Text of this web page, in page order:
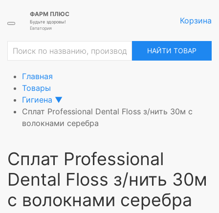
ФАРМ ПЛЮС
Будьте здоровы!
Евпатория
Корзина
НАЙТИ ТОВАР
Главная
Товары
Гигиена ▼
Сплат Professional Dental Floss з/нить 30м с
волокнами серебра
Сплат Professional
Dental Floss з/нить 30м
с волокнами серебра